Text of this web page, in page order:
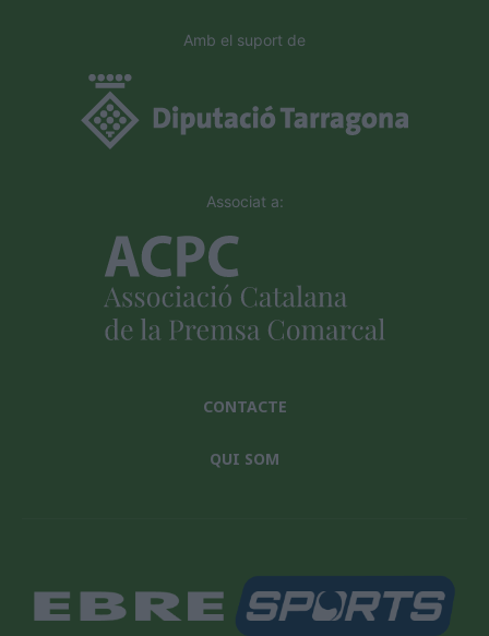
Amb el suport de
Associat a:
CONTACTE
QUI SOM